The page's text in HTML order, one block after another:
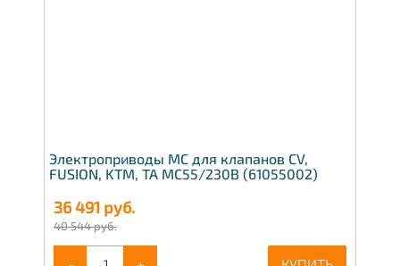
Электроприводы МС для клапанов CV,
FUSION, KTM, TA МС55/230В (61055002)
36 491 руб.
40 544 руб.